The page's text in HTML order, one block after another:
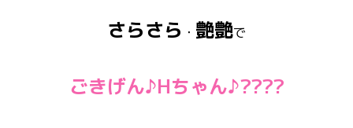
さらさら ・ 艶艶で
ごきげん♪Hちゃん♪????